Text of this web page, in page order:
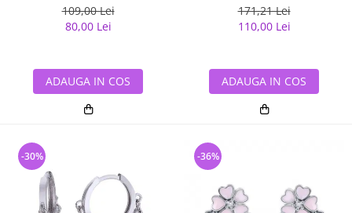
109,00 Lei
80,00 Lei
ADAUGA IN COS
171,21 Lei
110,00 Lei
ADAUGA IN COS
-30% -36%